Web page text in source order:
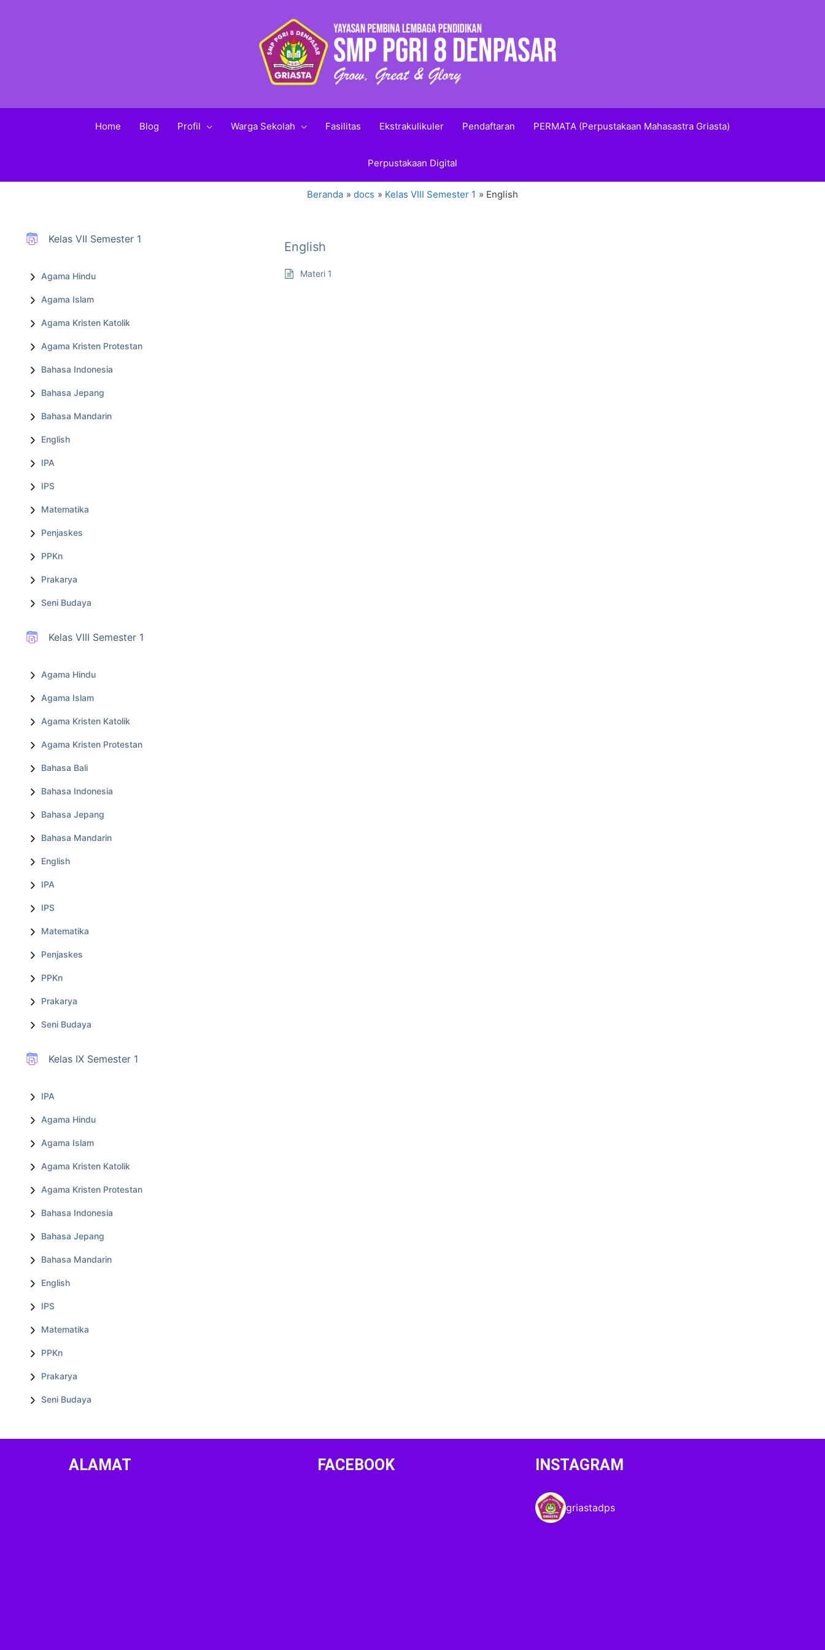
Home Blog Profil Warga Sekolah Fasilitas Ekstrakulikuler Pendaftaran PERMATA (Perpustakaan Mahasastra Griasta)
Perpustakaan Digital
Beranda docs Kelas VIII Semester 1 English
Kelas VII Semester 1
Agama Hindu
Agama Islam
Agama Kristen Katolik
Agama Kristen Protestan
Bahasa Indonesia
Bahasa Jepang
Bahasa Mandarin
English
IPA
IPS
Matematika
Penjaskes
PPKn
Prakarya
Seni Budaya
Kelas VIII Semester 1
Agama Hindu
Agama Islam
Agama Kristen Katolik
Agama Kristen Protestan
Bahasa Bali
Bahasa Indonesia
Bahasa Jepang
Bahasa Mandarin
English
IPA
IPS
Matematika
Penjaskes
PPKn
Prakarya
Seni Budaya
Kelas IX Semester 1
IPA
Agama Hindu
Agama Islam
Agama Kristen Katolik
Agama Kristen Protestan
Bahasa Indonesia
Bahasa Jepang
Bahasa Mandarin
English
IPS
Matematika
PPKn
Prakarya
Seni Budaya
English
Materi 1
ALAMAT FACEBOOK INSTAGRAM
griastadps